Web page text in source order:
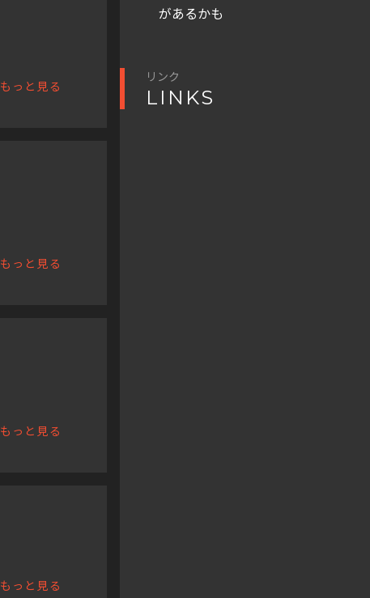
もっと見る
もっと見る
もっと見る
もっと見る
があるかも
リンク
LINKS